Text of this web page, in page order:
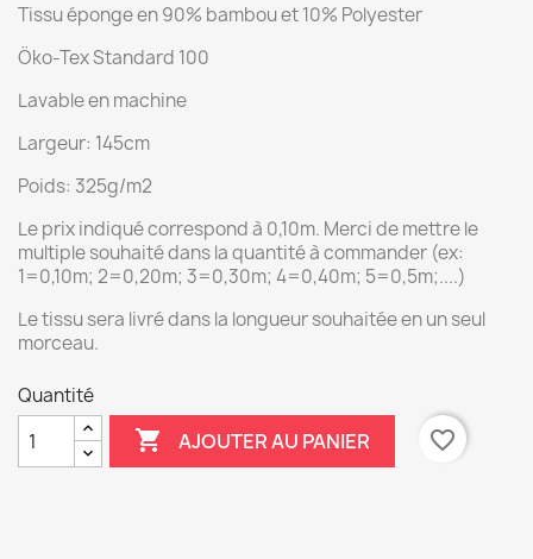
Tissu éponge en 90% bambou et 10% Polyester
Öko-Tex Standard 100
Lavable en machine
Largeur: 145cm
Poids: 325g/m2
Le prix indiqué correspond à 0,10m. Merci de mettre le
multiple souhaité dans la quantité à commander (ex:
1=0,10m; 2=0,20m; 3=0,30m; 4=0,40m; 5=0,5m;....)
Le tissu sera livré dans la longueur souhaitée en un seul
morceau.
Quantité
 AJOUTER AU PANIER favorite_border